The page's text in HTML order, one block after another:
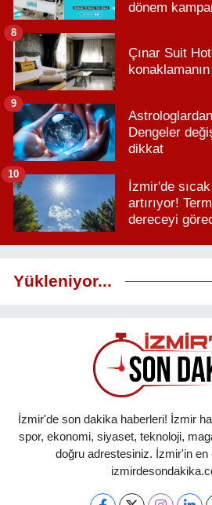
dönem
Çınar Suit
8
Dengeler
dikkat
9
İzmir'de
artırıyor!
dereceyi
10
Yükleniyor...
İzmir'de son dakika haberleri! İzmir
spor, ekonomi, siyaset, teknoloji,
doğru adrestesiniz. İzmir'in en